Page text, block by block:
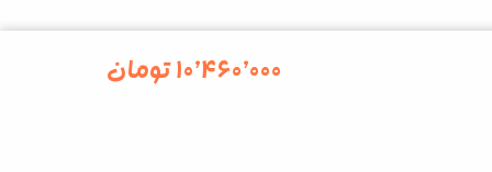
۱۰٬۴۶۰٬۰۰۰تومان